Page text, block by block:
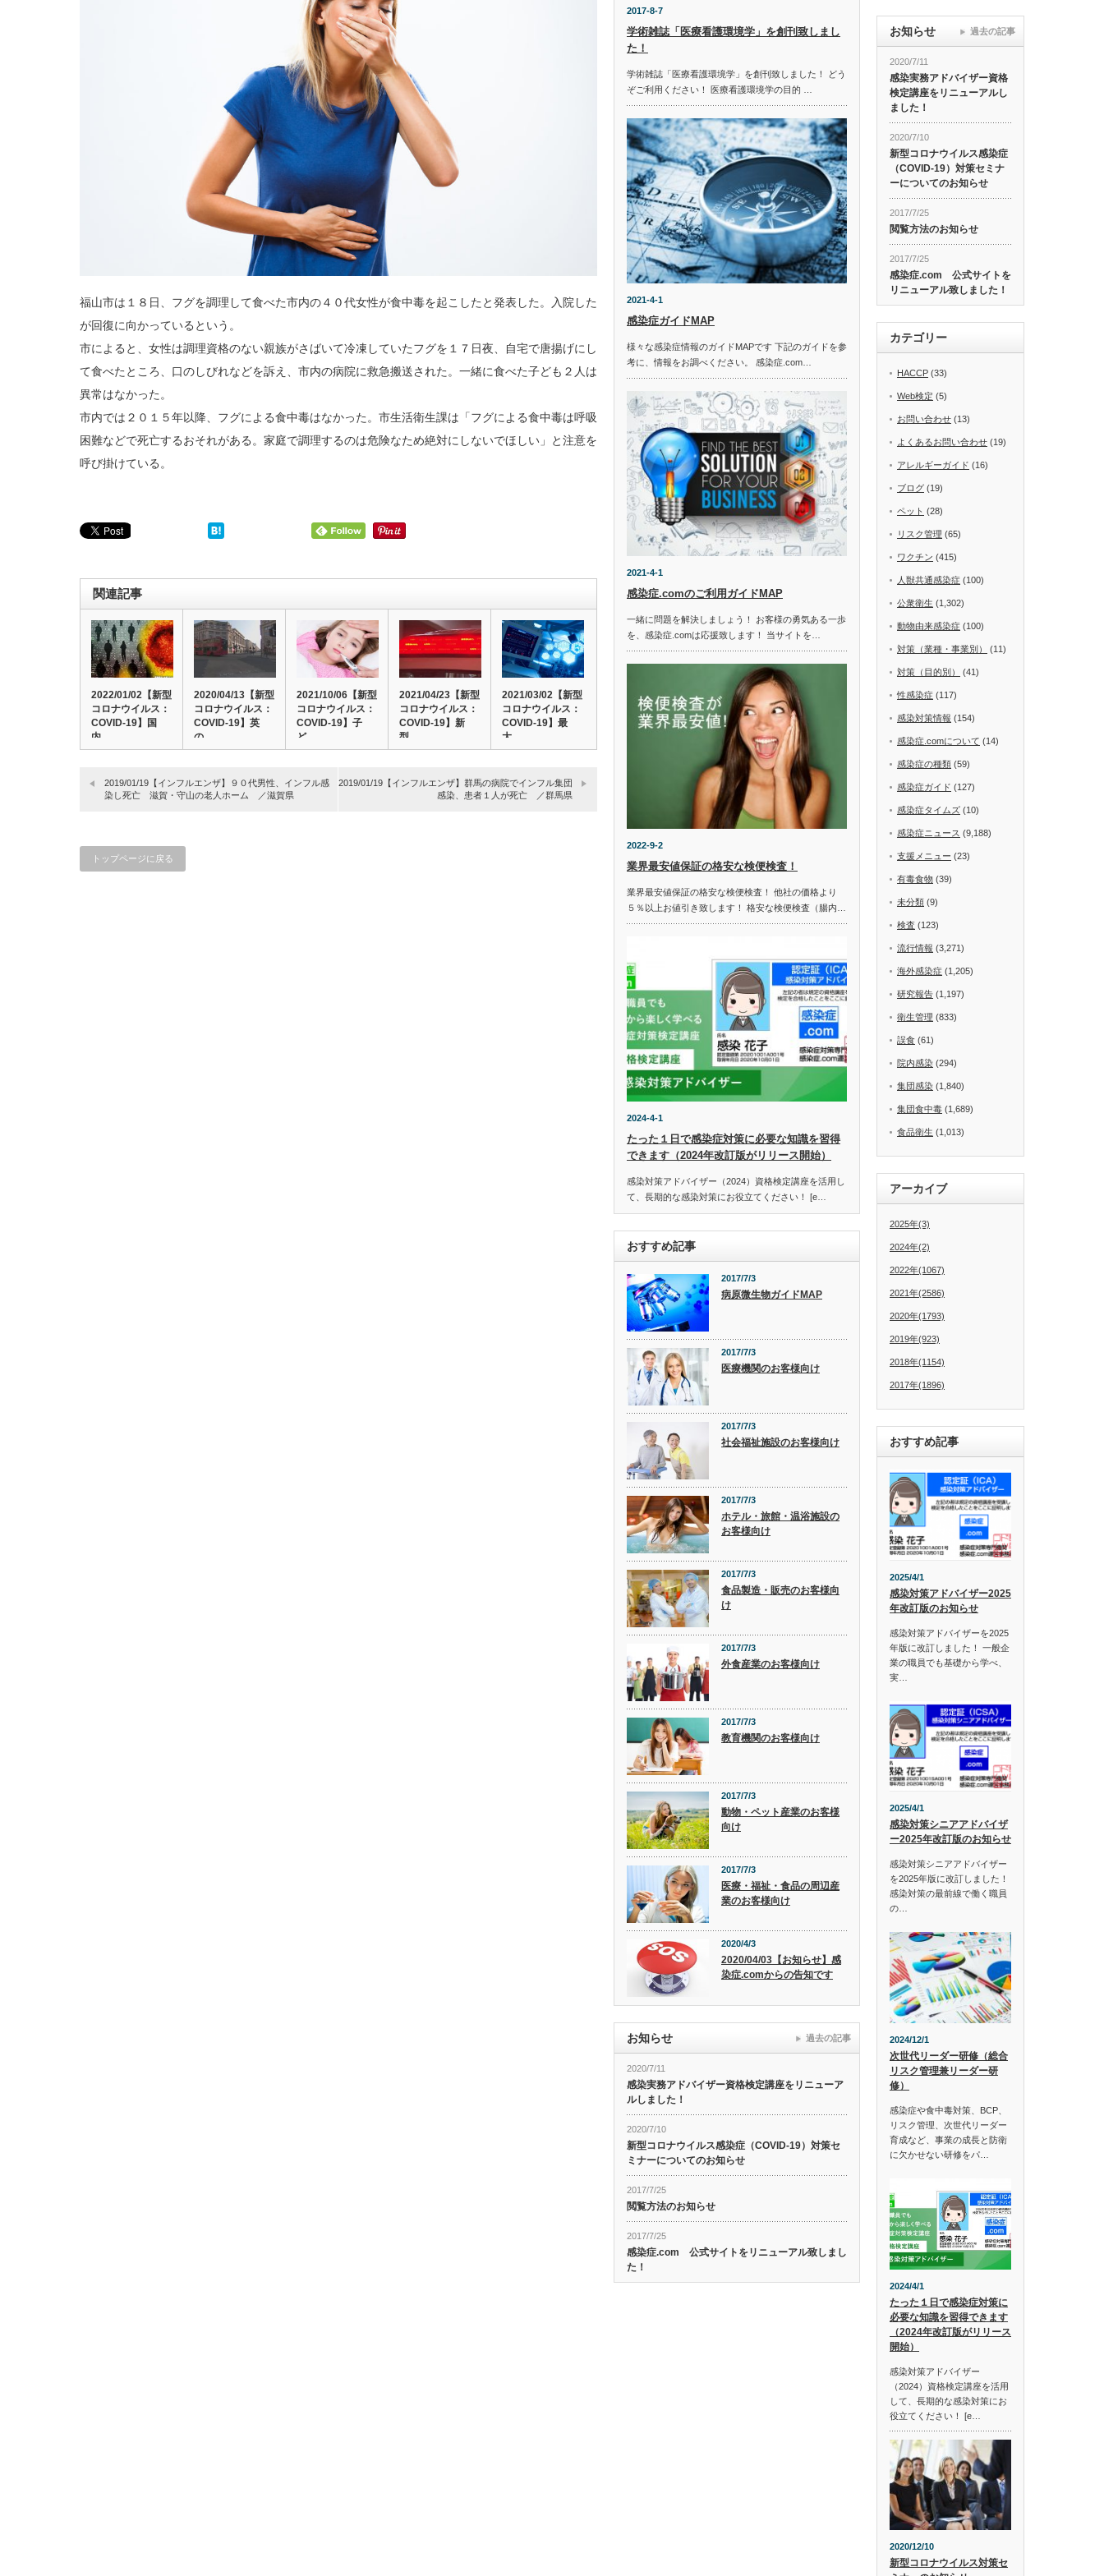
福山市は１８日、フグを調理して食べた市内の４０代女性が食中毒を起こしたと発表した。入院した
が回復に向かっているという。
市によると、女性は調理資格のない親族がさばいて冷凍していたフグを１７日夜、自宅で唐揚げにし
て食べたところ、口のしびれなどを訴え、市内の病院に救急搬送された。一緒に食べた子ども２人は
異常はなかった。
市内では２０１５年以降、フグによる食中毒はなかった。市生活衛生課は「フグによる食中毒は呼吸
困難などで死亡するおそれがある。家庭で調理するのは危険なため絶対にしないでほしい」と注意を
呼び掛けている。
関連記事
2022/01/02【新型
コロナウイルス：
COVID-19】国
内…
2020/04/13【新型
コロナウイルス：
COVID-19】英
の…
2021/10/06【新型
コロナウイルス：
COVID-19】子
ど…
2021/04/23【新型
コロナウイルス：
COVID-19】新
型…
2021/03/02【新型
コロナウイルス：
COVID-19】最
大…
2019/01/19【インフルエンザ】９０代男性、インフル感
染し死亡 滋賀・守山の老人ホーム ／滋賀県
2019/01/19【インフルエンザ】群馬の病院でインフル集団
感染、患者１人が死亡 ／群馬県
トップページに戻る
2017-8-7
学術雑誌「医療看護環境学」を創刊致しまし
た！
学術雑誌「医療看護環境学」を創刊致しました！ どう
ぞご利用ください！ 医療看護環境学の目的 …
2021-4-1
感染症ガイドMAP
様々な感染症情報のガイドMAPです 下記のガイドを参
考に、情報をお調べください。 感染症.com…
2021-4-1
感染症.comのご利用ガイドMAP
一緒に問題を解決しましょう！ お客様の勇気ある一歩
を、感染症.comは応援致します！ 当サイトを…
2022-9-2
業界最安値保証の格安な検便検査！
業界最安値保証の格安な検便検査！ 他社の価格より
５％以上お値引き致します！ 格安な検便検査（腸内…
2024-4-1
たった１日で感染症対策に必要な知識を習得
できます（2024年改訂版がリリース開始）
感染対策アドバイザー（2024）資格検定講座を活用し
て、長期的な感染対策にお役立てください！ [e…
おすすめ記事
2017/7/3
病原微生物ガイドMAP
2017/7/3
医療機関のお客様向け
2017/7/3
社会福祉施設のお客様向け
2017/7/3
ホテル・旅館・温浴施設の
お客様向け
2017/7/3
食品製造・販売のお客様向
け
2017/7/3
外食産業のお客様向け
2017/7/3
教育機関のお客様向け
2017/7/3
動物・ペット産業のお客様
向け
2017/7/3
医療・福祉・食品の周辺産
業のお客様向け
2020/4/3
2020/04/03【お知らせ】感
染症.comからの告知です
お知らせ
2020/7/11
感染実務アドバイザー資格検定講座をリニューア
ルしました！
2020/7/10
新型コロナウイルス感染症（COVID-19）対策セ
ミナーについてのお知らせ
2017/7/25
閲覧方法のお知らせ
2017/7/25
感染症.com 公式サイトをリニューアル致しまし
た！
過去の記事
お知らせ
2020/7/11
感染実務アドバイザー資格
検定講座をリニューアルし
ました！
2020/7/10
新型コロナウイルス感染症
（COVID-19）対策セミナ
ーについてのお知らせ
2017/7/25
閲覧方法のお知らせ
2017/7/25
感染症.com 公式サイトを
リニューアル致しました！
過去の記事
カテゴリー
HACCP (33)
Web検定 (5)
お問い合わせ (13)
よくあるお問い合わせ (19)
アレルギーガイド (16)
ブログ (19)
ペット (28)
リスク管理 (65)
ワクチン (415)
人獣共通感染症 (100)
公衆衛生 (1,302)
動物由来感染症 (100)
対策（業種・事業別） (11)
対策（目的別） (41)
性感染症 (117)
感染対策情報 (154)
感染症.comについて (14)
感染症の種類 (59)
感染症ガイド (127)
感染症タイムズ (10)
感染症ニュース (9,188)
支援メニュー (23)
有毒食物 (39)
未分類 (9)
検査 (123)
流行情報 (3,271)
海外感染症 (1,205)
研究報告 (1,197)
衛生管理 (833)
誤食 (61)
院内感染 (294)
集団感染 (1,840)
集団食中毒 (1,689)
食品衛生 (1,013)
アーカイブ
2025年(3)
2024年(2)
2022年(1067)
2021年(2586)
2020年(1793)
2019年(923)
2018年(1154)
2017年(1896)
おすすめ記事
2025/4/1
感染対策アドバイザー2025
年改訂版のお知らせ
感染対策アドバイザーを2025
年版に改訂しました！ 一般企
業の職員でも基礎から学べ、
実…
2025/4/1
感染対策シニアアドバイザ
ー2025年改訂版のお知らせ
感染対策シニアアドバイザー
を2025年版に改訂しました！
感染対策の最前線で働く職員
の…
2024/12/1
次世代リーダー研修（総合
リスク管理兼リーダー研
修）
感染症や食中毒対策、BCP、
リスク管理、次世代リーダー
育成など、事業の成長と防衛
に欠かせない研修をパ…
2024/4/1
たった１日で感染症対策に
必要な知識を習得できます
（2024年改訂版がリリース
開始）
感染対策アドバイザー
（2024）資格検定講座を活用
して、長期的な感染対策にお
役立てください！ [e…
2020/12/10
新型コロナウイルス対策セ